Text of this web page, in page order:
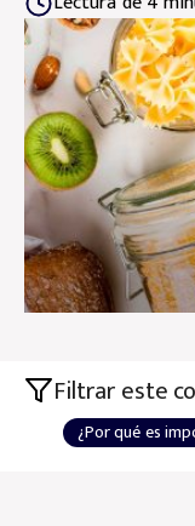
Filtrar este
¿Por qué es